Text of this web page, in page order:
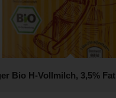
Bio H-Vollmilch, 3,5% Fat